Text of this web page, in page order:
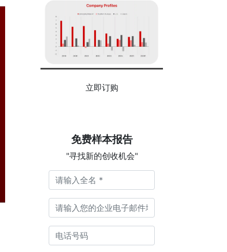
立即订购
免费样本报告
"寻找新的创收机会"